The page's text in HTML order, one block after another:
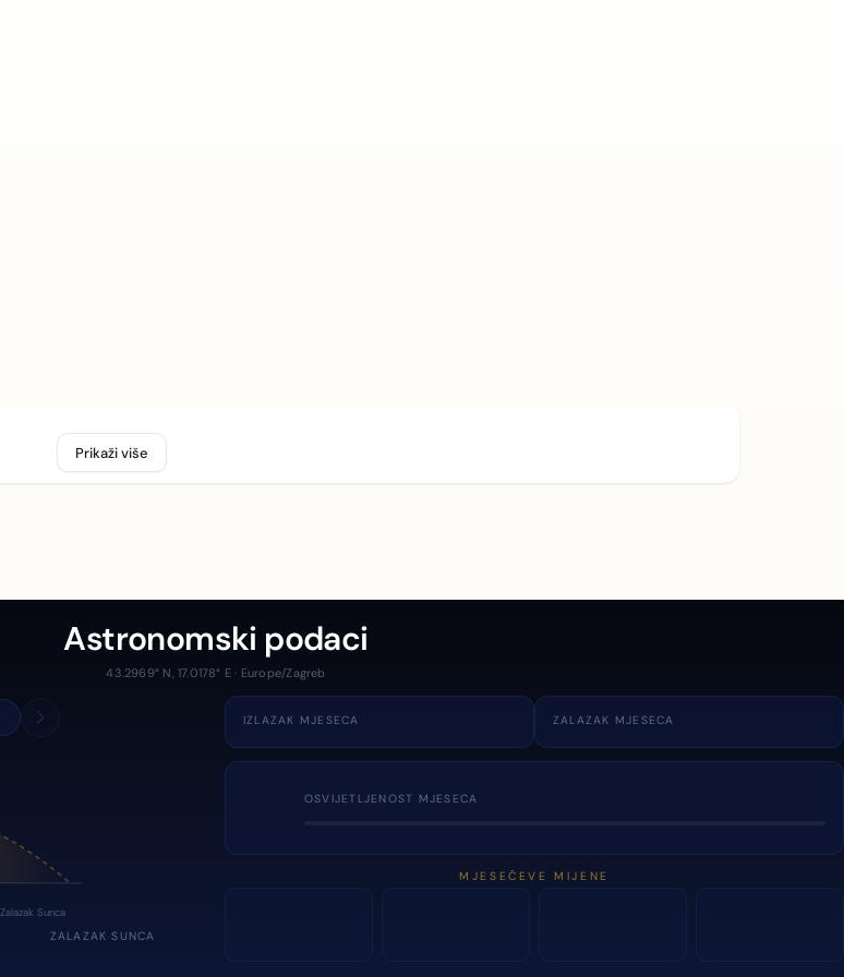
Prikaži više
Astronomski podaci
43.2969° N, 17.0178° E · Europe/Zagreb
Zalazak Sunca
ZALAZAK SUNCA
IZLAZAK MJESECA ZALAZAK MJESECA
OSVIJETLJENOST MJESECA
MJESEČEVE MIJENE